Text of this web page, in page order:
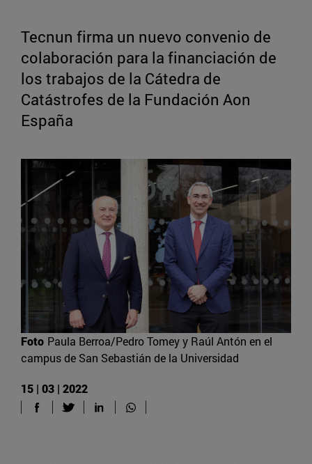
Tecnun firma un nuevo convenio de
colaboración para la financiación de
los trabajos de la Cátedra de
Catástrofes de la Fundación Aon
España
Foto Paula Berroa/Pedro Tomey y Raúl Antón en el
campus de San Sebastián de la Universidad
15 | 03 | 2022